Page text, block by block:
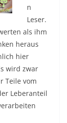
n
Leser.
als ihm
heraus
hier
wird zwar
Teile vom
Leberanteil